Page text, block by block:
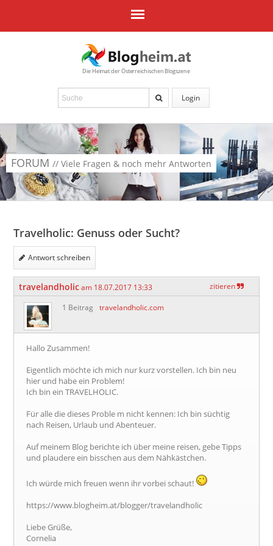
Die Heimat der Österreichischen Blogszene
Login
FORUM // Viele Fragen & noch mehr Antworten
Travelholic: Genuss oder Sucht?
Antwort schreiben
travelandholic am 18.07.2017 13:33 zitieren
1 Beitrag travelandholic.com
Hallo Zusammen!
Eigentlich möchte ich mich nur kurz vorstellen. Ich bin neu
hier und habe ein Problem!
Ich bin ein TRAVELHOLIC.
Für alle die dieses Proble m nicht kennen: Ich bin süchtig
nach Reisen, Urlaub und Abenteuer.
Auf meinem Blog berichte ich über meine reisen, gebe Tipps
und plaudere ein bisschen aus dem Nähkästchen.
Ich würde mich freuen wenn ihr vorbei schaut!
https://www.blogheim.at/blogger/travelandholic
Liebe Grüße,
Cornelia